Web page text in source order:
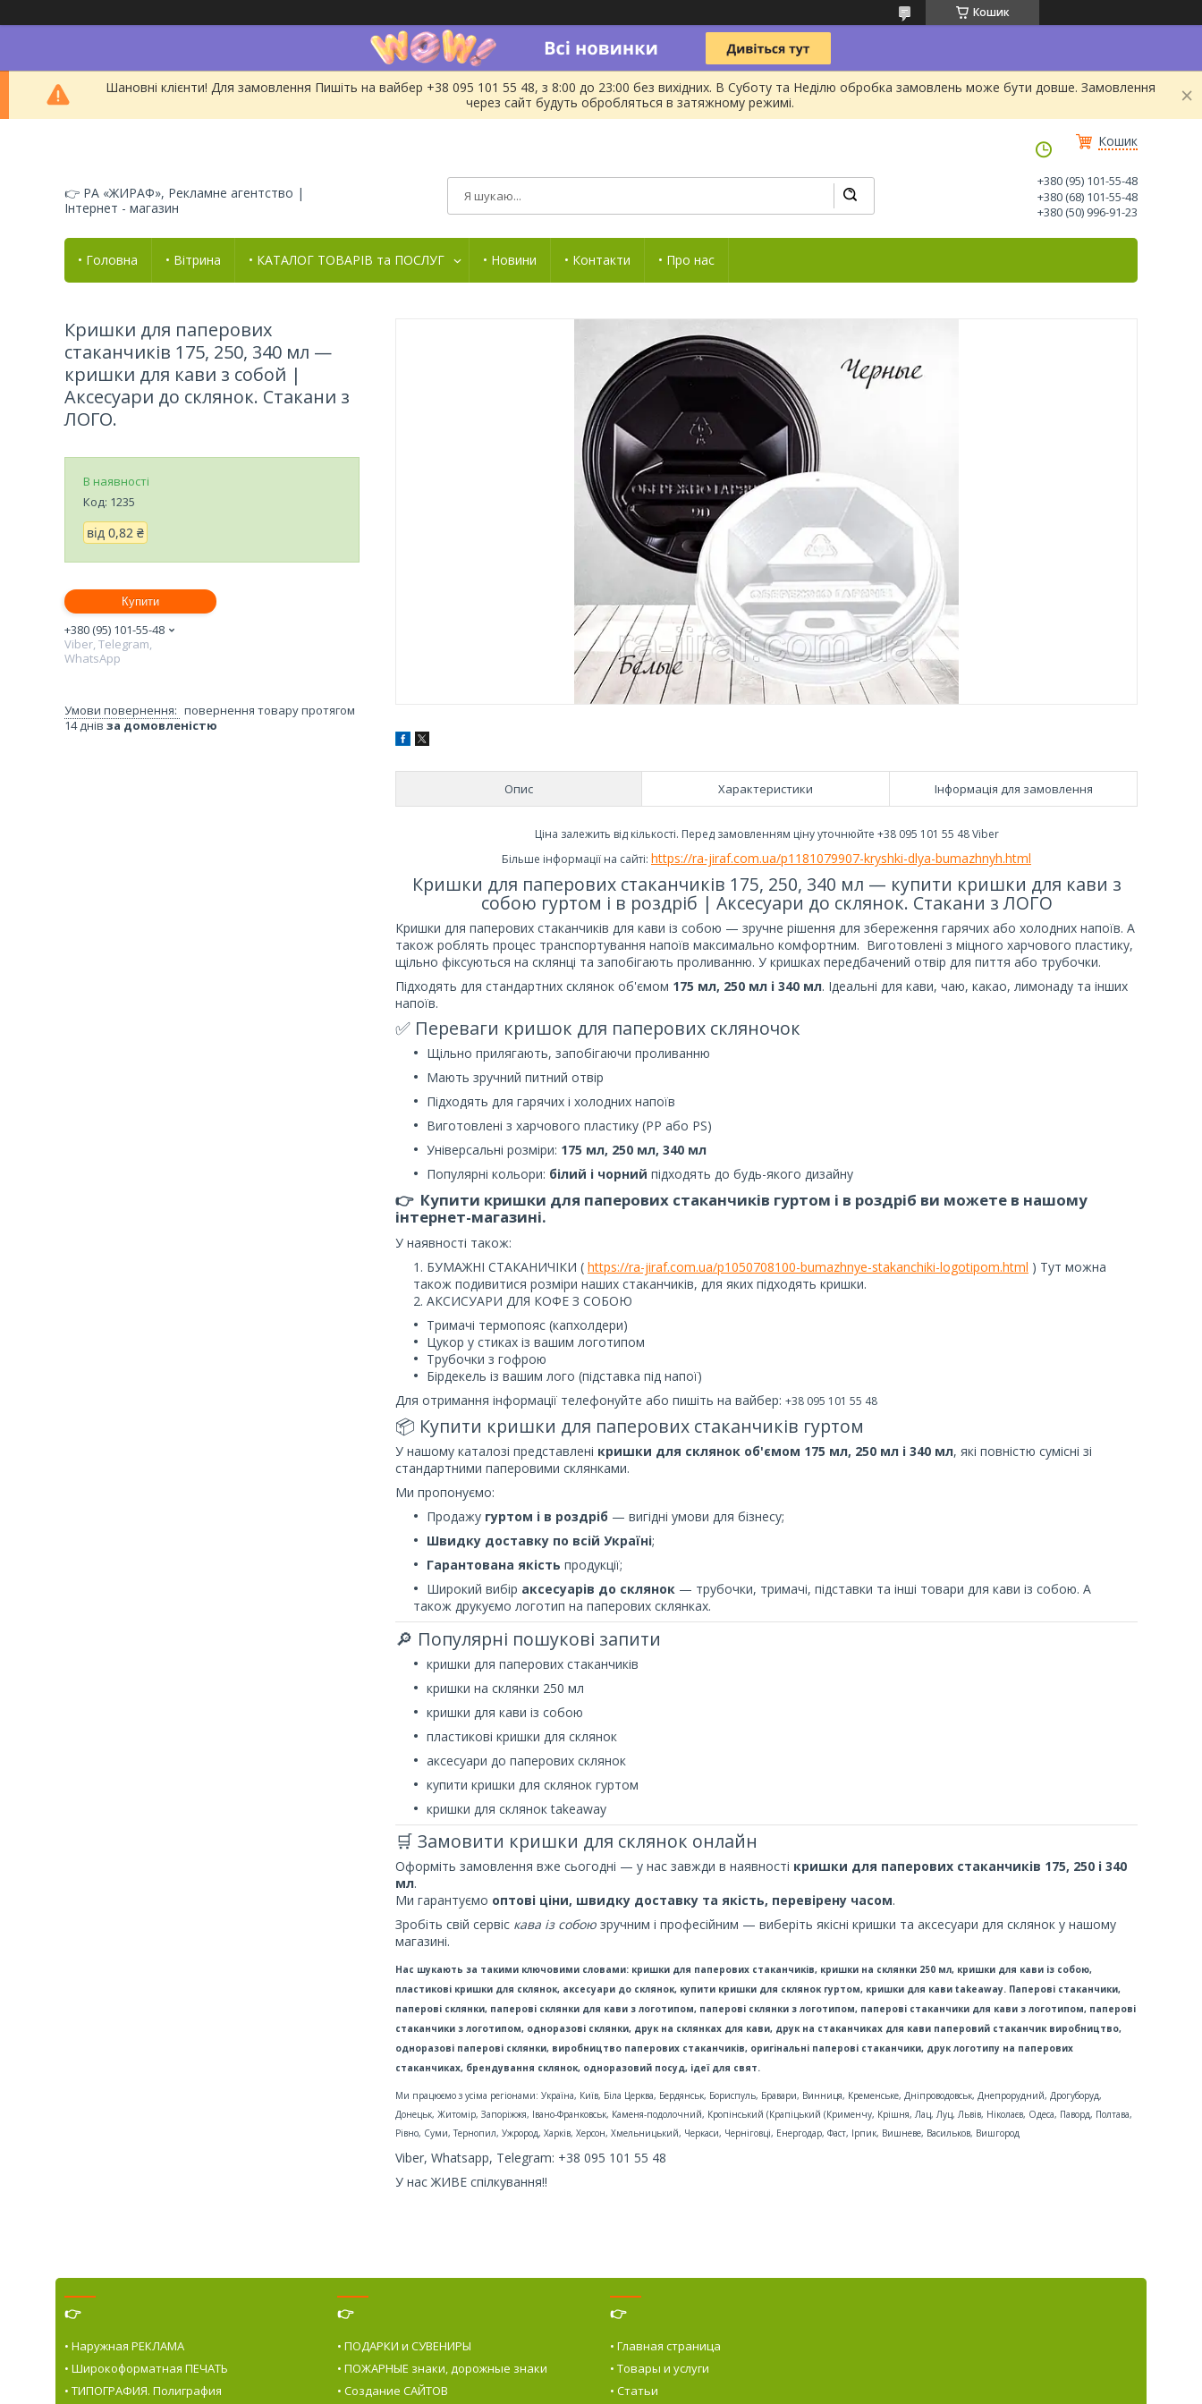
Кошик
Шановні клієнти! Для замовлення Пишіть на вайбер +38 095 101 55 48, з 8:00 до 23:00 без вихідних. В Суботу та Неділю обробка замовлень може бути довше. Замовлення
через сайт будуть обробляться в затяжному режимі.
Кошик
👉 РА «ЖИРАФ», Рекламне агентство |
Інтернет - магазин
+380 (95) 101-55-48
+380 (68) 101-55-48
+380 (50) 996-91-23
• Головна • Вітрина • КАТАЛОГ ТОВАРІВ та ПОСЛУГ • Новини • Контакти • Про нас
Опис Характеристики Інформація для замовлення
Ціна залежить від кількості. Перед замовленням ціну уточнюйте +38 095 101 55 48 Viber
Більше інформації на сайті: https://ra-jiraf.com.ua/p1181079907-kryshki-dlya-bumazhnyh.html
Кришки для паперових стаканчиків 175, 250, 340 мл — купити кришки для кави з
собою гуртом і в роздріб | Аксесуари до склянок. Стакани з ЛОГО
Кришки для паперових стаканчиків для кави із собою — зручне рішення для збереження гарячих або холодних напоїв. А
також роблять процес транспортування напоїв максимально комфортним. Виготовлені з міцного харчового пластику,
щільно фіксуються на склянці та запобігають проливанню. У кришках передбачений отвір для пиття або трубочки.
Підходять для стандартних склянок об'ємом 175 мл, 250 мл і 340 мл. Ідеальні для кави, чаю, какао, лимонаду та інших
напоїв.
✅ Переваги кришок для паперових скляночок
Щільно прилягають, запобігаючи проливанню
Мають зручний питний отвір
Підходять для гарячих і холодних напоїв
Виготовлені з харчового пластику (PP або PS)
Універсальні розміри: 175 мл, 250 мл, 340 мл
Популярні кольори: білий і чорний підходять до будь-якого дизайну
👉 Купити кришки для паперових стаканчиків гуртом і в роздріб ви можете в нашому
інтернет-магазині.
У наявності також:
БУМАЖНІ СТАКАНИЧІКИ ( https://ra-jiraf.com.ua/p1050708100-bumazhnye-stakanchiki-logotipom.html ) Тут можна
також подивитися розміри наших стаканчиків, для яких підходять кришки.
АКСИСУАРИ ДЛЯ КОФЕ З СОБОЮ
Тримачі термопояс (капхолдери)
Цукор у стиках із вашим логотипом
Трубочки з гофрою
Бірдекель із вашим лого (підставка під напої)
Для отримання інформації телефонуйте або пишіть на вайбер: +38 095 101 55 48
📦 Купити кришки для паперових стаканчиків гуртом
У нашому каталозі представлені кришки для склянок об'ємом 175 мл, 250 мл і 340 мл, які повністю сумісні зі
стандартними паперовими склянками.
Ми пропонуємо:
Продажу гуртом і в роздріб — вигідні умови для бізнесу;
Швидку доставку по всій Україні;
Гарантована якість продукції;
Широкий вибір аксесуарів до склянок — трубочки, тримачі, підставки та інші товари для кави із собою. А
також друкуємо логотип на паперових склянках.
🔎 Популярні пошукові запити
кришки для паперових стаканчиків
кришки на склянки 250 мл
кришки для кави із собою
пластикові кришки для склянок
аксесуари до паперових склянок
купити кришки для склянок гуртом
кришки для склянок takeaway
🛒 Замовити кришки для склянок онлайн
Оформіть замовлення вже сьогодні — у нас завжди в наявності кришки для паперових стаканчиків 175, 250 і 340
мл.
Ми гарантуємо оптові ціни, швидку доставку та якість, перевірену часом.
Зробіть свій сервіс кава із собою зручним і професійним — виберіть якісні кришки та аксесуари для склянок у нашому
магазині.
Нас шукають за такими ключовими словами: кришки для паперових стаканчиків, кришки на склянки 250 мл, кришки для кави із собою,
пластикові кришки для склянок, аксесуари до склянок, купити кришки для склянок гуртом, кришки для кави takeaway. Паперові стаканчики,
паперові склянки, паперові склянки для кави з логотипом, паперові склянки з логотипом, паперові стаканчики для кави з логотипом, паперові
стаканчики з логотипом, одноразові склянки, друк на склянках для кави, друк на стаканчиках для кави паперовий стаканчик виробництво,
одноразові паперові склянки, виробництво паперових стаканчиків, оригінальні паперові стаканчики, друк логотипу на паперових
стаканчиках, брендування склянок, одноразовий посуд, ідеї для свят.
Ми працюємо з усіма регіонами: Україна, Київ, Біла Церква, Бердянськ, Бориспуль, Бравари, Винниця, Кременське, Дніпроводовськ, Днепрорудний, Дрогуборуд,
Донецьк, Житомір, Запоріжжя, Івано-Франковськ, Каменя-подолочний, Кропінський (Крапіцький (Крименчу, Крішня, Лац, Луц, Львів, Ніколаєв, Одеса, Паворд, Полтава,
Рівно, Суми, Тернопил, Ужрород, Харків, Херсон, Хмельницький, Черкаси, Черніговці, Енергодар, Фаст, Ірпик, Вишневе, Васильков, Вишгород
Viber, Whatsapp, Telegram: +38 095 101 55 48
У нас ЖИВЕ спілкування!!
Кришки для паперових
стаканчиків 175, 250, 340 мл —
кришки для кави з собой |
Аксесуари до склянок. Стакани з
ЛОГО.
В наявності
Код: 1235
від 0,82 ₴
Купити
+380 (95) 101-55-48
Viber, Telegram,
WhatsApp
повернення товару протягом
14 днів за домовленістю
👉
• Наружная РЕКЛАМА
• Широкоформатная ПЕЧАТЬ
• ТИПОГРАФИЯ. Полиграфия
👉
• ПОДАРКИ и СУВЕНИРЫ
• ПОЖАРНЫЕ знаки, дорожные знаки
• Создание САЙТОВ
👉
• Главная страница
• Товары и услуги
• Статьи